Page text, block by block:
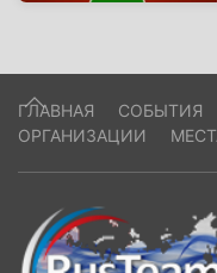
ГЛАВНАЯ СОБЫТИЯ
ОРГАНИЗАЦИИ